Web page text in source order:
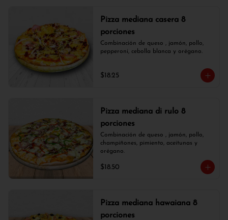
Pizza mediana casera 8
porciones
Combinación de queso , jamón, pollo,
pepperoni, cebolla blanca y orégano.
$18.25
Pizza mediana di rulo 8
porciones
Combinación de queso , jamón, pollo,
champiñones, pimiento, aceitunas y
orégano.
$18.50
Pizza mediana hawaiana 8
porciones